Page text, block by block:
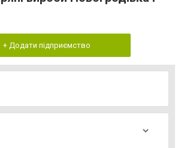
+ Додати підприємство